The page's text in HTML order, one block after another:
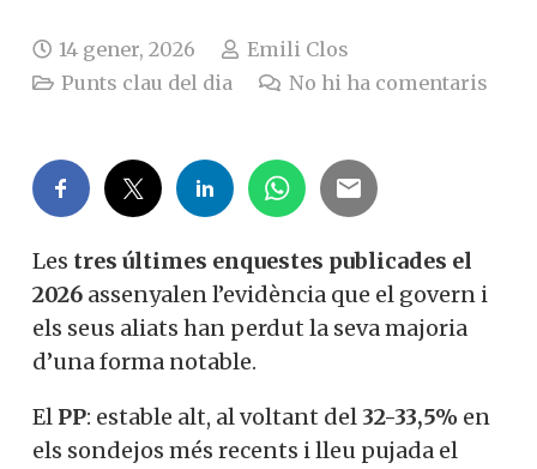
14 gener, 2026
Emili Clos
Punts clau del dia
No hi ha comentaris
Les tres últimes enquestes publicades el
2026 assenyalen l’evidència que el govern i
els seus aliats han perdut la seva majoria
d’una forma notable.
El PP: estable alt, al voltant del 32-33,5% en
els sondejos més recents i lleu pujada el